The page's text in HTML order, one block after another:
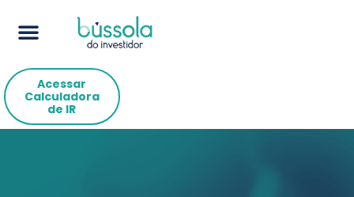
Acessar
Calculadora
de IR